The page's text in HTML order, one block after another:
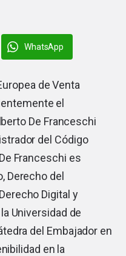
WhatsApp
de Venta
el
De Franceschi
del Código
Franceschi es
Derecho del
Digital y
Universidad de
del Embajador en
en la